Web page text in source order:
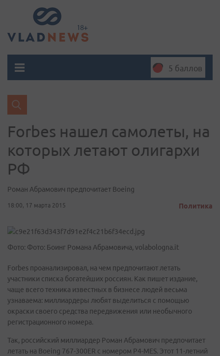
5 баллов
Forbes нашел самолеты, на
которых летают олигархи
РФ
Роман Абрамович предпочитает Boeing
18:00, 17 марта 2015 Политика
Фото: Фото: Боинг Романа Абрамовича, volabologna.it
Forbes проанализировал, на чем предпочитают летать
участники списка богатейших россиян. Как пишет издание,
чаще всего техника известных в бизнесе людей весьма
узнаваема: миллиардеры любят выделиться с помощью
окраски своего средства передвижения или необычного
регистрационного номера.
Так, российский миллиардер Роман Абрамович предпочитает
летать на Boeing 767-300ER с номером P4-MES. Этот 11-летний